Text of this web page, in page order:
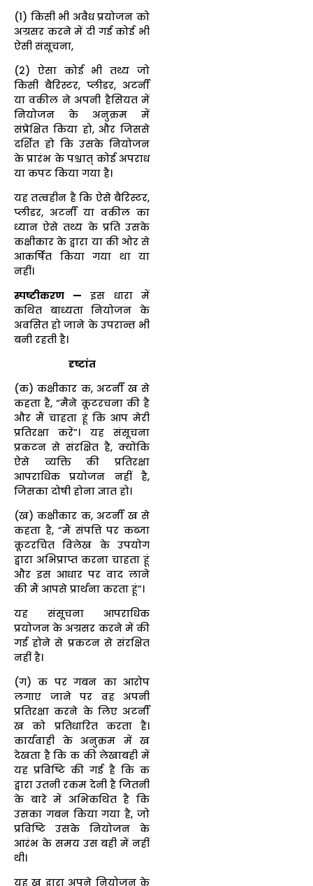
(1) किसी भी अवैध प्रयोजन को
अग्रसर करने में दी गई कोई भी
ऐसी संसूचना,
(2) ऐसा कोई भी तथ्य जो
किसी बैरिस्टर, प्लीडर, अटर्नी
या वकील ने अपनी हैसियत में
नियोजन के अनुक्रम में
संप्रेक्षित किया हो, और जिससे
दर्शित हो कि उसके नियोजन
के प्रारंभ के पश्चात् कोई अपराध
या कपट किया गया है।
यह तत्वहीन है कि ऐसे बैरिस्टर,
प्लीडर, अटर्नी या वकील का
ध्यान ऐसे तथ्य के प्रति उसके
कक्षीकार के द्वारा या की ओर से
आकर्षित किया गया था या
नहीं।
स्पष्टीकरण — इस धारा में
कथित बाध्यता नियोजन के
अवसित हो जाने के उपरान्त भी
बनी रहती है।
दृष्टांत
(क) कक्षीकार क, अटर्नी ख से
कहता है, “मैने कूटरचना की है
और मैं चाहता हूं कि आप मेरी
प्रतिरक्षा करें”। यह संसूचना
प्रकटन से संरक्षित है, क्योंकि
ऐसे व्यक्ति की प्रतिरक्षा
आपराधिक प्रयोजन नहीं है,
जिसका दोषी होना ज्ञात हो।
(ख) कक्षीकार क, अटर्नी ख से
कहता है, “मैं संपत्ति पर कब्जा
कूटरचित विलेख के उपयोग
द्वारा अभिप्राप्त करना चाहता हूं
और इस आधार पर वाद लाने
की मैं आपसे प्रार्थना करता हूं”।
यह संसूचना आपराधिक
प्रयोजन के अग्रसर करने में की
गई होने से प्रकटन से संरक्षित
नहीं है।
(ग) क पर गबन का आरोप
लगाए जाने पर वह अपनी
प्रतिरक्षा करने के लिए अटर्नी
ख को प्रतिधारित करता है।
कार्यवाही के अनुक्रम में ख
देखता है कि क की लेखाबही में
यह प्रविष्टि की गई है कि क
द्वारा उतनी रकम देनी है जितनी
के बारे में अभिकथित है कि
उसका गबन किया गया है, जो
प्रविष्टि उसके नियोजन के
आरंभ के समय उस बही में नहीं
थी।
यह ख द्वारा अपने नियोजन के